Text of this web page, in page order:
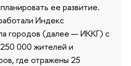
ее развитие.
Индекс
городов (далее — ИККГ) с
000 жителей и
где отражены 25